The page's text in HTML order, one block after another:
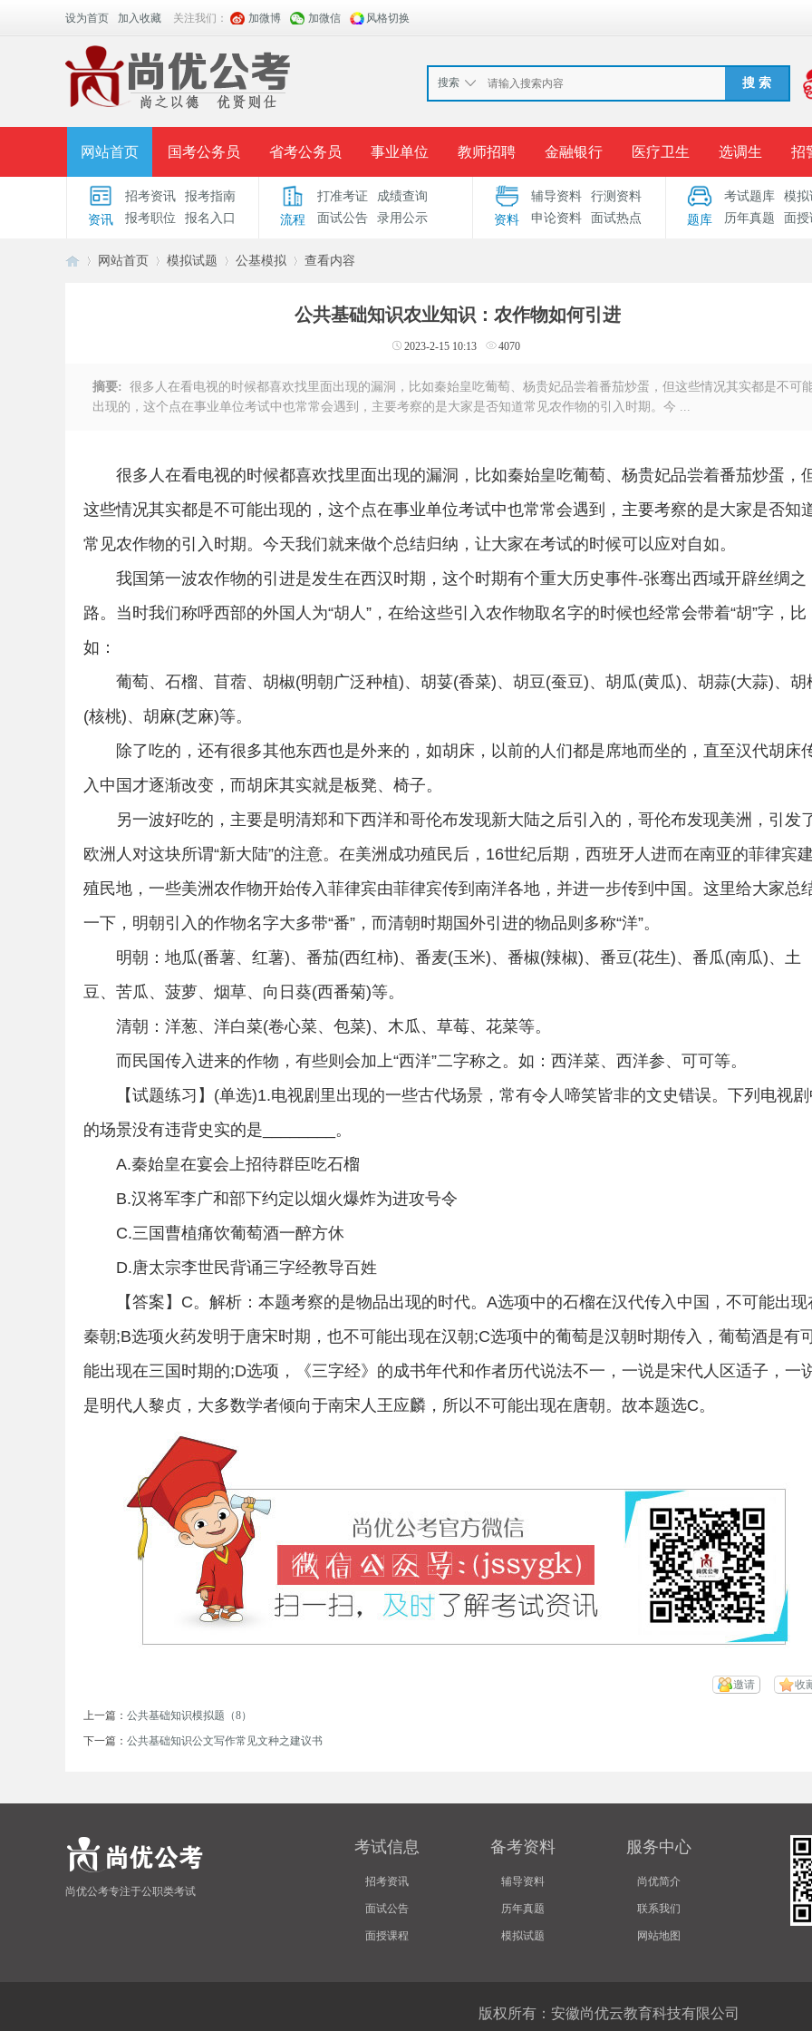
设为首页 加入收藏 关注我们： 加微博 加微信 风格切换
搜索 搜 索
网站首页 国考公务员 省考公务员 事业单位 教师招聘 金融银行 医疗卫生 选调生 招
面授课程 招考公告 面试公告 报考指导 准考证打印 成绩查询 录用公示 考
时政热点 视频课堂 名师团队 学员风采
资讯
招考资讯
报考指南
报考职位
报名入口 流程
打准考证
成绩查询
面试公告
录用公示 资料
辅导资料
行测资料
申论资料
面试热点 题库
考试题库
模拟
历年真题
面授
网站首页 模拟试题 公基模拟 查看内容
公共基础知识农业知识：农作物如何引进
2023-2-15 10:13 4070
摘要: 很多人在看电视的时候都喜欢找里面出现的漏洞，比如秦始皇吃葡萄、杨贵妃品尝着番茄炒蛋，但这些情况其实都是不可
出现的，这个点在事业单位考试中也常常会遇到，主要考察的是大家是否知道常见农作物的引入时期。今 ...
很多人在看电视的时候都喜欢找里面出现的漏洞，比如秦始皇吃葡萄、杨贵妃品尝着番茄炒蛋，
这些情况其实都是不可能出现的，这个点在事业单位考试中也常常会遇到，主要考察的是大家是否知
常见农作物的引入时期。今天我们就来做个总结归纳，让大家在考试的时候可以应对自如。
我国第一波农作物的引进是发生在西汉时期，这个时期有个重大历史事件-张骞出西域开辟丝绸之
路。当时我们称呼西部的外国人为“胡人”，在给这些引入农作物取名字的时候也经常会带着“胡”字，比
如：
葡萄、石榴、苜蓿、胡椒(明朝广泛种植)、胡荽(香菜)、胡豆(蚕豆)、胡瓜(黄瓜)、胡蒜(大蒜)、胡
(核桃)、胡麻(芝麻)等。
除了吃的，还有很多其他东西也是外来的，如胡床，以前的人们都是席地而坐的，直至汉代胡床
入中国才逐渐改变，而胡床其实就是板凳、椅子。
另一波好吃的，主要是明清郑和下西洋和哥伦布发现新大陆之后引入的，哥伦布发现美洲，引发
欧洲人对这块所谓“新大陆”的注意。在美洲成功殖民后，16世纪后期，西班牙人进而在南亚的菲律宾
殖民地，一些美洲农作物开始传入菲律宾由菲律宾传到南洋各地，并进一步传到中国。这里给大家总
一下，明朝引入的作物名字大多带“番”，而清朝时期国外引进的物品则多称“洋”。
明朝：地瓜(番薯、红薯)、番茄(西红柿)、番麦(玉米)、番椒(辣椒)、番豆(花生)、番瓜(南瓜)、土
豆、苦瓜、菠萝、烟草、向日葵(西番菊)等。
清朝：洋葱、洋白菜(卷心菜、包菜)、木瓜、草莓、花菜等。
而民国传入进来的作物，有些则会加上“西洋”二字称之。如：西洋菜、西洋参、可可等。
【试题练习】(单选)1.电视剧里出现的一些古代场景，常有令人啼笑皆非的文史错误。下列电视剧
的场景没有违背史实的是________。
A.秦始皇在宴会上招待群臣吃石榴
B.汉将军李广和部下约定以烟火爆炸为进攻号令
C.三国曹植痛饮葡萄酒一醉方休
D.唐太宗李世民背诵三字经教导百姓
【答案】C。解析：本题考察的是物品出现的时代。A选项中的石榴在汉代传入中国，不可能出现
秦朝;B选项火药发明于唐宋时期，也不可能出现在汉朝;C选项中的葡萄是汉朝时期传入，葡萄酒是有
能出现在三国时期的;D选项，《三字经》的成书年代和作者历代说法不一，一说是宋代人区适子，一
是明代人黎贞，大多数学者倾向于南宋人王应麟，所以不可能出现在唐朝。故本题选C。
收
邀请
上一篇： 公共基础知识模拟题（8）
下一篇： 公共基础知识公文写作常见文种之建议书
尚优公考专注于公职类考试
考试信息
招考资讯
面试公告
面授课程
备考资料
辅导资料
历年真题
模拟试题
服务中心
尚优简介
联系我们
网站地图
版权所有：安徽尚优云教育科技有限公司